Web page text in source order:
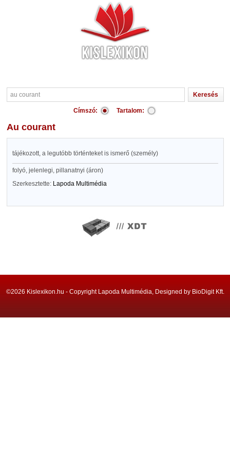
Címszó: Tartalom:
au courant
tájékozott, a legutóbb történteket is ismerő (személy)
folyó, jelenlegi, pillanatnyi (áron)
Szerkesztette: Lapoda Multimédia
©2026 Kislexikon.hu - Copyright Lapoda Multimédia, Designed by BioDigit Kft.